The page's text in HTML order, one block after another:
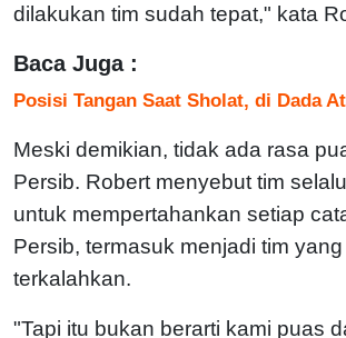
dilakukan tim sudah tepat," kata
Baca Juga :
Posisi Tangan Saat Sholat, di Dada
Meski demikian, tidak ada rasa
Persib. Robert menyebut tim
untuk mempertahankan setiap
Persib, termasuk menjadi tim
terkalahkan.
"Tapi itu bukan berarti kami puas